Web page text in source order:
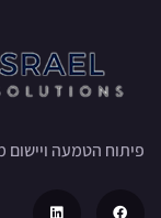
פיתוח הטמעה ויישום